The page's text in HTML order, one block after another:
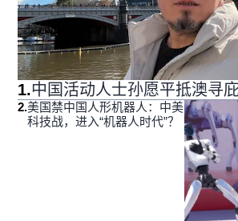
1.中国活动人士孙愿平抵澳寻
2.美国禁中国人形机器人：中美
科技战，进入“机器人时代”？